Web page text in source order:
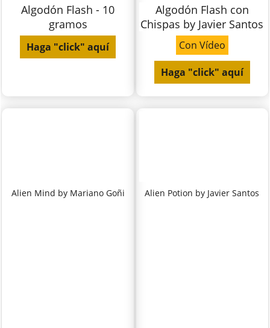
Algodón Flash - 10
gramos
Haga "click" aquí
Algodón Flash con
Chispas by Javier Santos
Con Vídeo
Haga "click" aquí
Alien Mind by Mariano Goñi Alien Potion by Javier Santos